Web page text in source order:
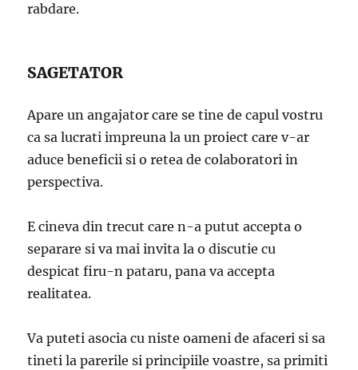
rabdare.
SAGETATOR
Apare un angajator care se tine de capul vostru
ca sa lucrati impreuna la un proiect care v-ar
aduce beneficii si o retea de colaboratori in
perspectiva.
E cineva din trecut care n-a putut accepta o
separare si va mai invita la o discutie cu
despicat firu-n pataru, pana va accepta
realitatea.
Va puteti asocia cu niste oameni de afaceri si sa
tineti la parerile si principiile voastre, sa primiti